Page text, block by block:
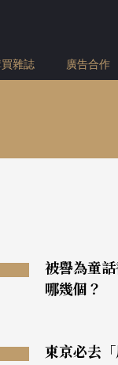
雜誌 廣告合作
被譽為童
哪幾個？
東京必去